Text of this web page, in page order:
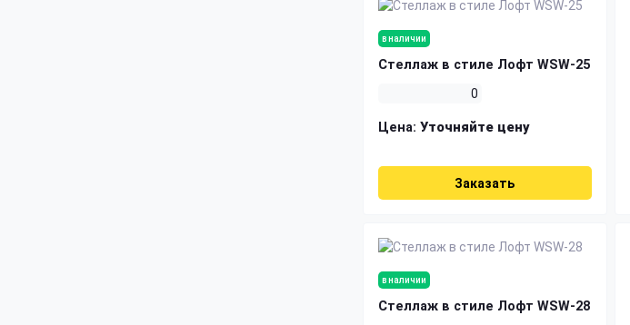
в наличии
Стеллаж в стиле Лофт WSW-25
0
Цена: Уточняйте цену
Заказать
в наличии
Стеллаж в стиле Лофт WSW-28